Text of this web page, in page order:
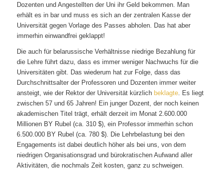
Dozenten und Angestellten der Uni ihr Geld bekommen. Man
erhält es in bar und muss es sich an der zentralen Kasse der
Universität gegen Vorlage des Passes abholen. Das hat aber
immerhin einwandfrei geklappt!
Die auch für belarussische Verhältnisse niedrige Bezahlung für
die Lehre führt dazu, dass es immer weniger Nachwuchs für die
Universitäten gibt. Das wiederum hat zur Folge, dass das
Durchschnittsalter der Professoren und Dozenten immer weiter
ansteigt, wie der Rektor der Universität kürzlich beklagte. Es liegt
zwischen 57 und 65 Jahren! Ein junger Dozent, der noch keinen
akademischen Titel trägt, erhält derzeit im Monat 2.600.000
Millionen BY Rubel (ca. 310 $), ein Professor immerhin schon
6.500.000 BY Rubel (ca. 780 $). Die Lehrbelastung bei den
Engagements ist dabei deutlich höher als bei uns, von dem
niedrigen Organisationsgrad und bürokratischen Aufwand aller
Aktivitäten, die nochmals Zeit kosten, ganz zu schweigen.